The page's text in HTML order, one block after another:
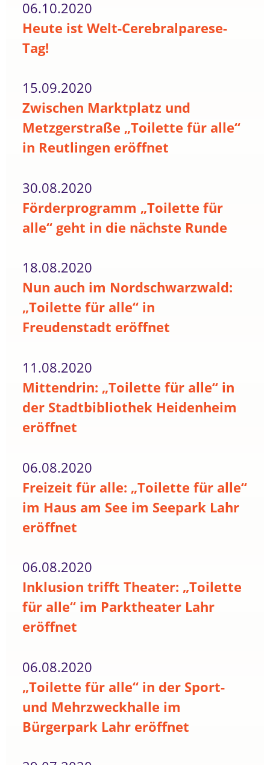
06.10.2020
Heute ist Welt-Cerebralparese-
Tag!
15.09.2020
Zwischen Marktplatz und
Metzgerstraße „Toilette für alle“
in Reutlingen eröffnet
30.08.2020
Förderprogramm „Toilette für
alle“ geht in die nächste Runde
18.08.2020
Nun auch im Nordschwarzwald:
„Toilette für alle“ in
Freudenstadt eröffnet
11.08.2020
Mittendrin: „Toilette für alle“ in
der Stadtbibliothek Heidenheim
eröffnet
06.08.2020
Freizeit für alle: „Toilette für alle“
im Haus am See im Seepark Lahr
eröffnet
06.08.2020
Inklusion trifft Theater: „Toilette
für alle“ im Parktheater Lahr
eröffnet
06.08.2020
„Toilette für alle“ in der Sport-
und Mehrzweckhalle im
Bürgerpark Lahr eröffnet